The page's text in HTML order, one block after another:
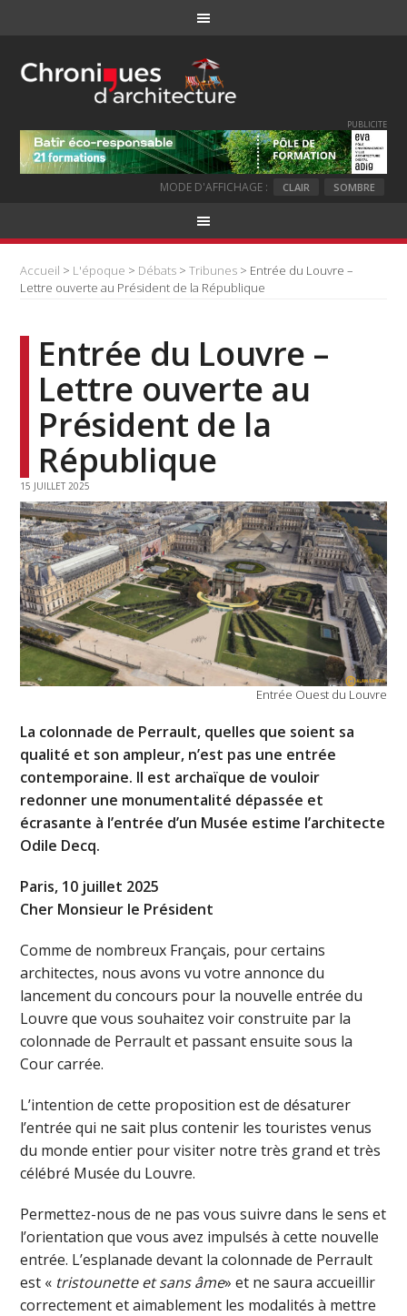
PUBLICITE
MODE D'AFFICHAGE : CLAIR SOMBRE
Accueil > L'époque > Débats >Tribunes > Entrée du Louvre –
Lettre ouverte au Président de la République
Entrée du Louvre –
Lettre ouverte au
Président de la
République
15 JUILLET 2025
Entrée Ouest du Louvre
La colonnade de Perrault, quelles que soient sa
qualité et son ampleur, n’est pas une entrée
contemporaine. Il est archaïque de vouloir
redonner une monumentalité dépassée et
écrasante à l’entrée d’un Musée estime l’architecte
Odile Decq.
Paris, 10 juillet 2025
Cher Monsieur le Président
Comme de nombreux Français, pour certains
architectes, nous avons vu votre annonce du
lancement du concours pour la nouvelle entrée du
Louvre que vous souhaitez voir construite par la
colonnade de Perrault et passant ensuite sous la
Cour carrée.
L’intention de cette proposition est de désaturer
l’entrée qui ne sait plus contenir les touristes venus
du monde entier pour visiter notre très grand et très
célébré Musée du Louvre.
Permettez-nous de ne pas vous suivre dans le sens et
l’orientation que vous avez impulsés à cette nouvelle
entrée. L’esplanade devant la colonnade de Perrault
est « tristounette et sans âme» et ne saura accueillir
correctement et aimablement les modalités à mettre